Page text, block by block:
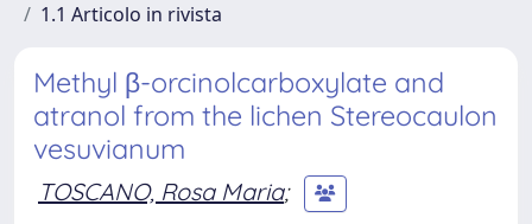
1.1 Articolo in rivista
Methyl β-orcinolcarboxylate and
atranol from the lichen Stereocaulon
vesuvianum
TOSCANO, Rosa Maria;